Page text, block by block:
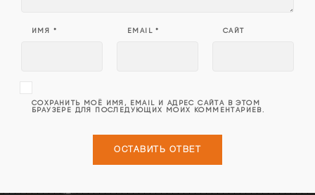
ИМЯ * EMAIL* САЙТ
СОХРАНИТЬ МОЁ ИМЯ, EMAIL И АДРЕС САЙТА В ЭТОМ
БРАУЗЕРЕ ДЛЯ ПОСЛЕДУЮЩИХ МОИХ КОММЕНТАРИЕВ.